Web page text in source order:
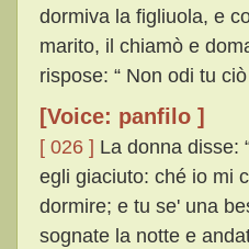
dormiva la figliuola, e
marito, il chiamò e
rispose: “ Non odi tu
[Voice: panfilo ]
[ 026 ] La donna disse:
egli giaciuto: ché io mi
dormire; e tu se' una
sognate la notte e